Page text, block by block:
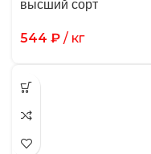
высший сорт
544 ₽ / кг